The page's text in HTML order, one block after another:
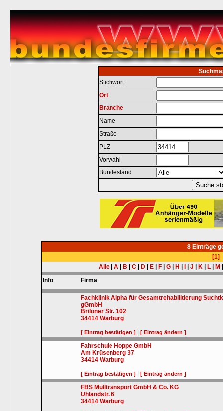
Stichwort
Ort
Branche
Name
Straße
PLZ
Vorwahl
Bundesland
8 Einträge
[1]
Alle
A B C D E F G H J K L M
Info
Firma
Fachklinik Alpha für Gesamtrehabilitierung
gGmbH
Briloner Str. 102
34414 Warburg
[ Eintrag bestätigen ] |[ Eintrag ändern ]
Fahrschule Hoppe GmbH
Am Krüsenberg 37
34414 Warburg
[ Eintrag bestätigen ] |[ Eintrag ändern ]
FBS Mülltransport GmbH & Co. KG
Uhlandstr. 6
34414 Warburg